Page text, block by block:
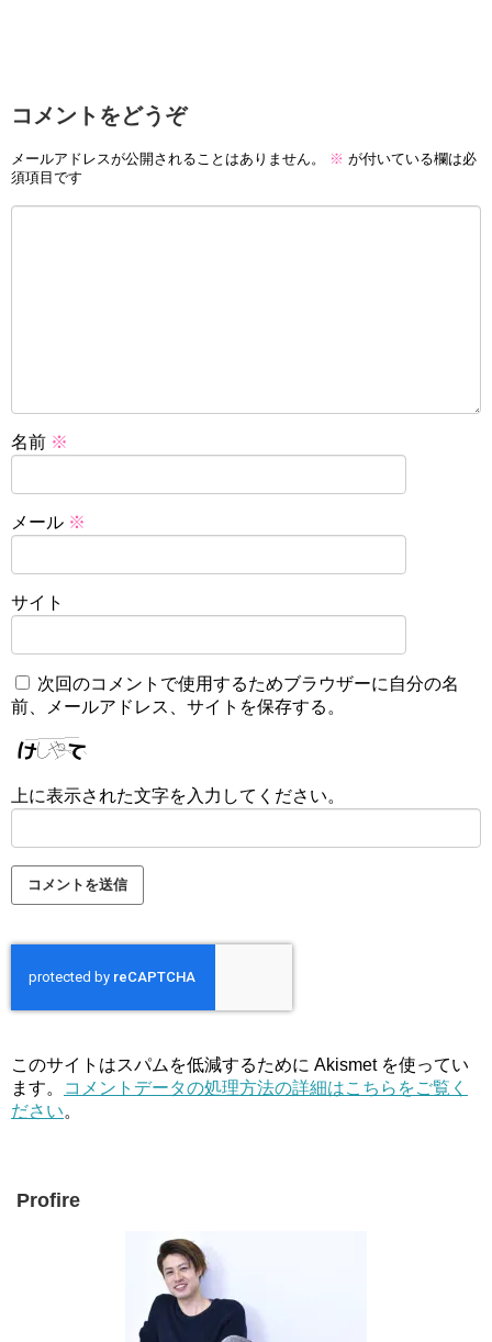
コメントをどうぞ
メールアドレスが公開されることはありません。 ※ が付いている欄は必
須項目です
名前 ※
メール ※
サイト
次回のコメントで使用するためブラウザーに自分の名
前、メールアドレス、サイトを保存する。
上に表示された文字を入力してください。
このサイトはスパムを低減するために Akismet を使ってい
ます。
コメントデータの処理方法の詳細はこちらをご覧く
ださい。
Profire